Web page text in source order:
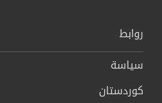
روابط
سیاسة
كوردستان